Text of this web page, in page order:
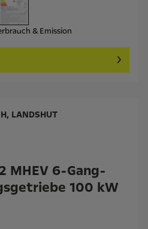
& Emission
MHEV 6-Gang-
100 kW
LANDSHUT